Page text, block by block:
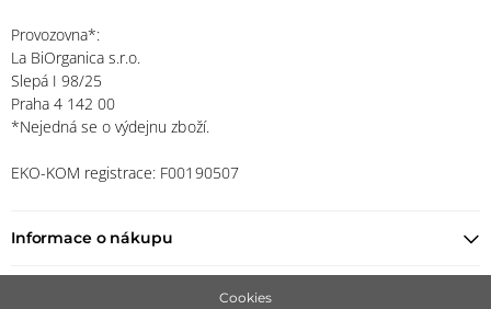
Provozovna*:
La BiOrganica s.r.o.
Slepá I 98/25
Praha 4 142 00
*Nejedná se o výdejnu zboží.
EKO-KOM registrace: F00190507
Informace o nákupu
Cookies